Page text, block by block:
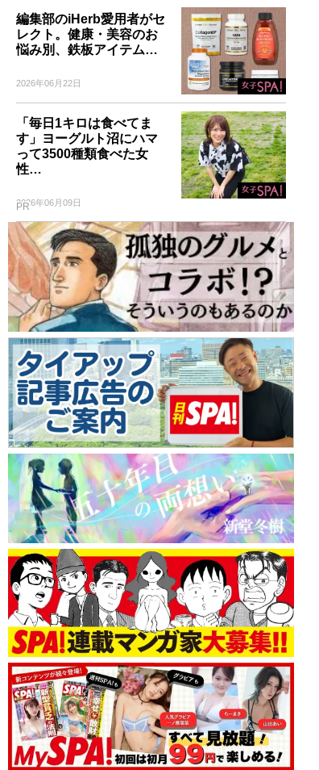
編集部のiHerb愛用者がセ
レクト。健康・美容のお
悩み別、鉄板アイテム…
2026年06月22日
「毎日1キロは食べてま
す」ヨーグルト沼にハマ
って3500種類食べた女
性…
2026年06月09日
PR